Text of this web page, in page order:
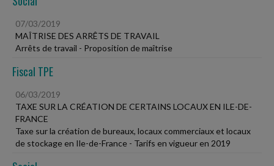
07/03/2019
MAÎTRISE DES ARRÊTS DE TRAVAIL
Arrêts de travail - Proposition de maîtrise
Fiscal TPE
06/03/2019
TAXE SUR LA CRÉATION DE CERTAINS LOCAUX EN ILE-DE-
FRANCE
Taxe sur la création de bureaux, locaux commerciaux et locaux
de stockage en Ile-de-France - Tarifs en vigueur en 2019